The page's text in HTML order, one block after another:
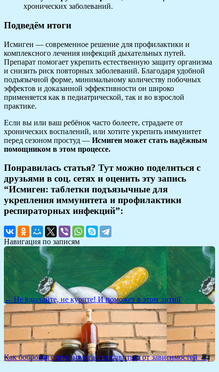
хронических заболеваний.
Подведём итоги
Исмиген — современное решение для профилактики и
комплексного лечения инфекций дыхательных путей.
Препарат помогает укрепить естественную защиту организма
и снизить риск повторных заболеваний. Благодаря удобной
подъязычной форме, минимальному количеству побочных
эффектов и доказанной эффективности он широко
применяется как в педиатрической, так и во взрослой
практике.
Если вы или ваш ребёнок часто болеете, страдаете от
хронических воспалений, или хотите укрепить иммунитет
перед сезоном простуд — Исмиген может стать надёжным
помощником в этом процессе.
Понравилась статья? Тут можно поделиться с
друзьями в соц. сетях и оценить эту запись
“Исмиген: таблетки подъязычные для
укрепления иммунитета и профилактики
респираторных инфекций”:
Навигация по записям
← Не вдыхайте, не курите! И поможет в этом литий
Как бобровая струя помогает избавиться от зависимостей →